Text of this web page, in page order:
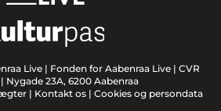
Live | Fonden for Aabenraa Live | CVR
Nygade 23A, 6200 Aabenraa
| Kontakt os| Cookies og persondata